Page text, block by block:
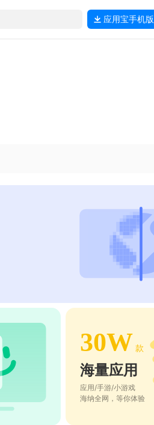
应用宝手机版
30W 款
海量应用
应用/手游/小游戏
海纳全网，等你体验